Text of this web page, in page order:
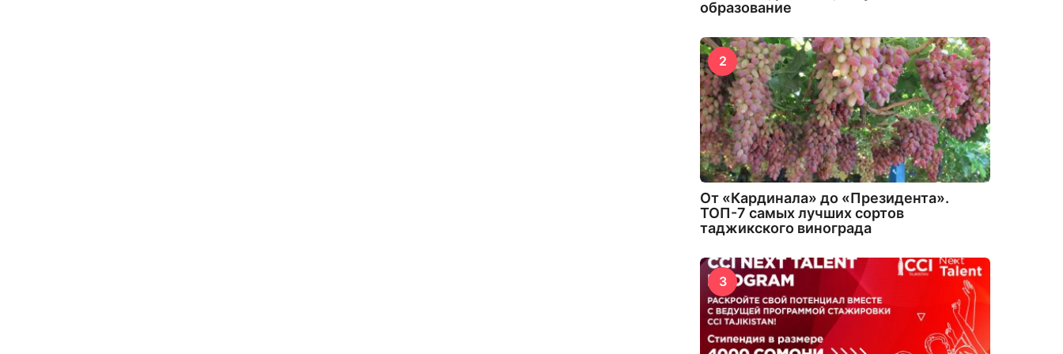
образование
2
От «Кардинала» до «Президента».
ТОП-7 самых лучших сортов
таджикского винограда
3